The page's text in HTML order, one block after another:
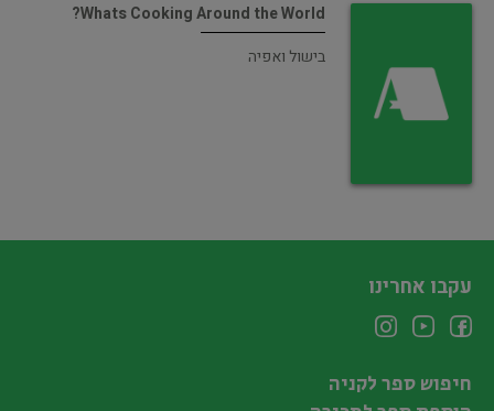
Whats Cooking Around the World?
בישול ואפיה
עקבו אחרינו
חיפוש ספר לקניה